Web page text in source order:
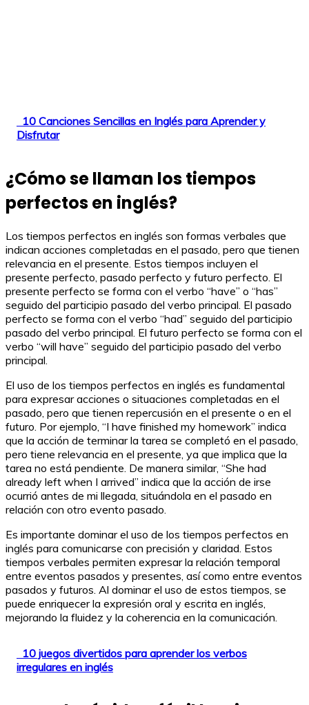
10 Canciones Sencillas en Inglés para Aprender y
Disfrutar
¿Cómo se llaman los tiempos
perfectos en inglés?
Los tiempos perfectos en inglés son formas verbales que
indican acciones completadas en el pasado, pero que tienen
relevancia en el presente. Estos tiempos incluyen el
presente perfecto, pasado perfecto y futuro perfecto. El
presente perfecto se forma con el verbo “have” o “has”
seguido del participio pasado del verbo principal. El pasado
perfecto se forma con el verbo “had” seguido del participio
pasado del verbo principal. El futuro perfecto se forma con el
verbo “will have” seguido del participio pasado del verbo
principal.
El uso de los tiempos perfectos en inglés es fundamental
para expresar acciones o situaciones completadas en el
pasado, pero que tienen repercusión en el presente o en el
futuro. Por ejemplo, “I have finished my homework” indica
que la acción de terminar la tarea se completó en el pasado,
pero tiene relevancia en el presente, ya que implica que la
tarea no está pendiente. De manera similar, “She had
already left when I arrived” indica que la acción de irse
ocurrió antes de mi llegada, situándola en el pasado en
relación con otro evento pasado.
Es importante dominar el uso de los tiempos perfectos en
inglés para comunicarse con precisión y claridad. Estos
tiempos verbales permiten expresar la relación temporal
entre eventos pasados y presentes, así como entre eventos
pasados y futuros. Al dominar el uso de estos tiempos, se
puede enriquecer la expresión oral y escrita en inglés,
mejorando la fluidez y la coherencia en la comunicación.
10 juegos divertidos para aprender los verbos
irregulares en inglés